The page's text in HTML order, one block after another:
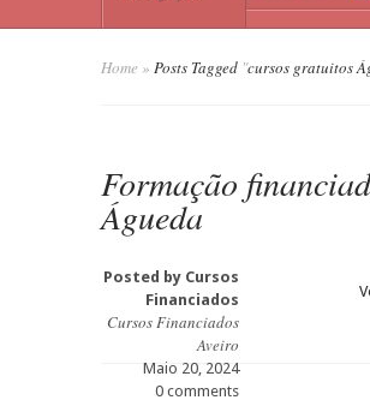
Home » Posts Tagged "cursos gratuitos
Formação
Águeda
Posted by Cursos
Financiados
Cursos Financiados
Aveiro
Maio 20, 2024
0 comments